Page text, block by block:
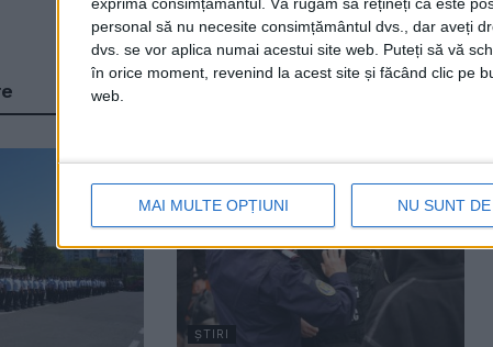
exprima consimțământul. Vă rugăm să rețineți că este
personal să nu necesite consimțământul dvs., dar aveți
dvs. se vor aplica numai acestui site web. Puteți să vă
în orice moment, revenind la acest site și făcând clic pe
web.
MAI MULTE OPȚIUNI NU SUNT
ŞTIRI